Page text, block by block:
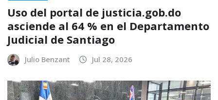
Uso del portal de justicia.gob.do
asciende al 64 % en el Departamento
Judicial de Santiago
Julio Benzant Jul 28, 2026